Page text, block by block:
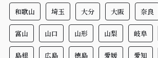
和歌山 埼玉 大分 大阪 奈良
富山 山口 山形 山梨 岐阜
島根 広島 徳島 愛媛 愛知